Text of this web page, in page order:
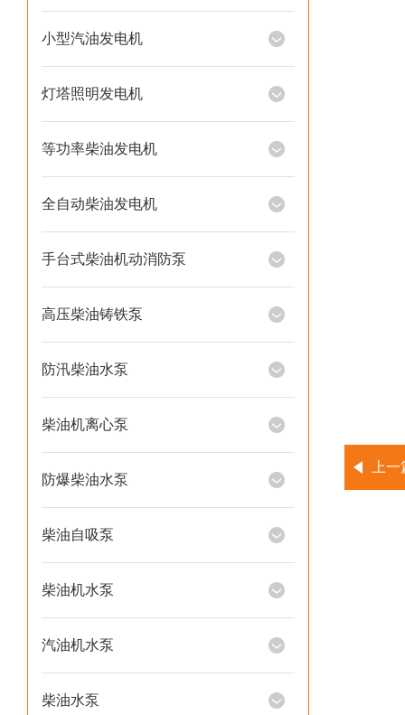
小型汽油发电机
灯塔照明发电机
等功率柴油发电机
全自动柴油发电机
手台式柴油机动消防泵
高压柴油铸铁泵
防汛柴油水泵
柴油机离心泵
防爆柴油水泵
柴油自吸泵
柴油机水泵
汽油机水泵
柴油水泵
上